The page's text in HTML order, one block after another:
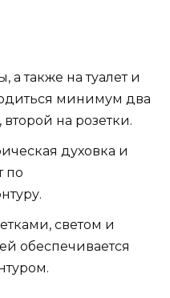
а также на туалет и
минимум два
второй на розетки.
духовка и
по
светом и
обеспечивается